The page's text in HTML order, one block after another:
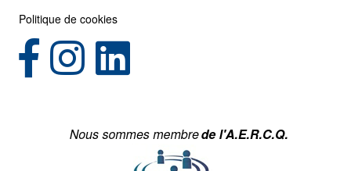
Politique de cookies
(opens in new tab)
(opens in new tab)